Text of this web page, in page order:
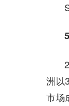
洲以
市场